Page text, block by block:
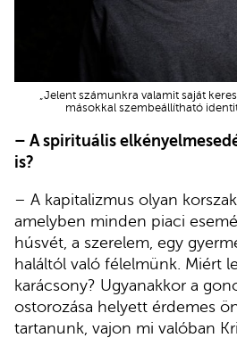
„Jelent számunkra valamit saját
másokkal szembeállítható
– A spirituális
is?
– A kapitalizmus olyan
amelyben minden piaci
húsvét, a szerelem, egy
haláltól való félelmünk. Miért
karácsony? Ugyanakkor a
ostorozása helyett érdemes
tartanunk, vajon mi valóban